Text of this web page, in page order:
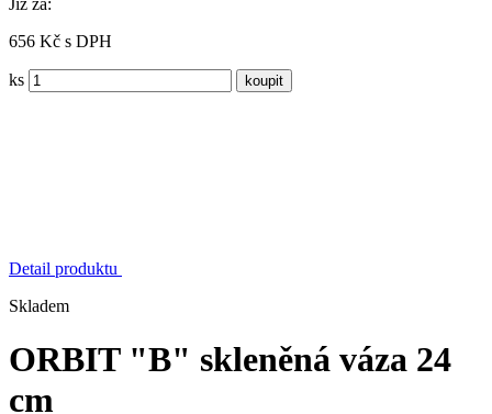
656 Kč s DPH
ks
Detail produktu
Skladem
ORBIT "B" skleněná váza 24
cm